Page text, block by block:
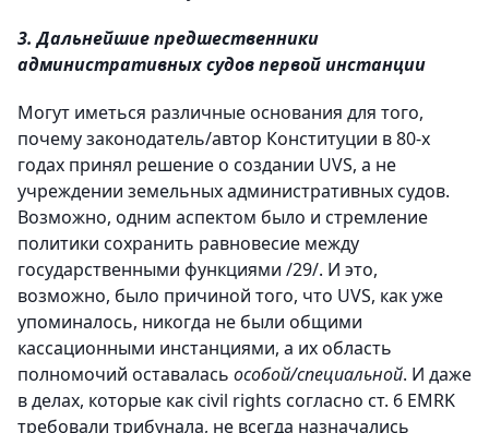
3. Дальнейшие предшественники
административных судов первой инстанции
Могут иметься различные основания для того,
почему законодатель/автор Конституции в 80-х
годах принял решение о создании UVS, а не
учреждении земельных административных судов.
Возможно, одним аспектом было и стремление
политики сохранить равновесие между
государственными функциями /29/. И это,
возможно, было причиной того, что UVS, как уже
упоминалось, никогда не были общими
кассационными инстанциями, а их область
полномочий оставалась особой/специальной. И даже
в делах, которые как civil rights согласно ст. 6 EMRK
требовали трибунала, не всегда назначались